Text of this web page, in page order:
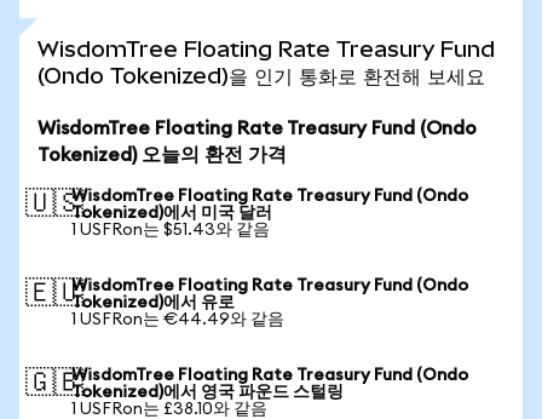
WisdomTree Floating Rate Treasury Fund
(Ondo Tokenized)을 인기 통화로 환전해 보세요
WisdomTree Floating Rate Treasury Fund (Ondo
Tokenized) 오늘의 환전 가격
🇺🇸WisdomTree Floating Rate Treasury Fund (Ondo
Tokenized)에서 미국 달러
1 USFRon는 $51.43와 같음
🇪🇺WisdomTree Floating Rate Treasury Fund (Ondo
Tokenized)에서 유로
1 USFRon는 €44.49와 같음
🇬🇧WisdomTree Floating Rate Treasury Fund (Ondo
Tokenized)에서 영국 파운드 스털링
1 USFRon는 £38.10와 같음